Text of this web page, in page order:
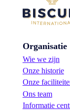
Organisatie
Wie we zijn
Onze historie
Onze
Ons team
Informatie